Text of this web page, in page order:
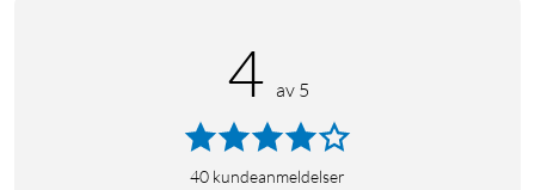
4 av 5
40 kundeanmeldelser